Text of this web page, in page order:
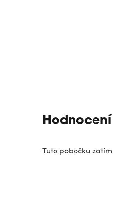
Tuto pobočku